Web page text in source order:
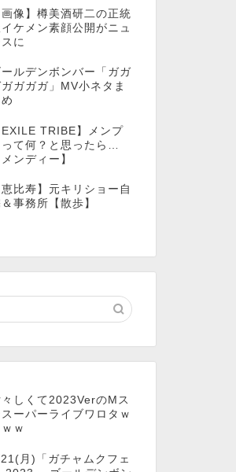
画像】樽美酒研二の正統
ケメン素顔公開がニュ
に
ールデンボンバー「ガガ
ガガガガ」MV小ネタま
EXILE TRIBE】メンプ
って何？と思ったら…
メンディー】
恵比寿】元キリショー自
事務所【散歩】
しくて2023VerのMス
スーパーライブワロタｗ
ｗｗ
月)「ガチャムクフェ